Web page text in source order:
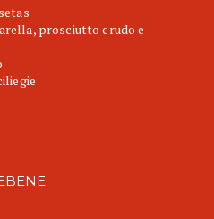
prosciutto crudo e